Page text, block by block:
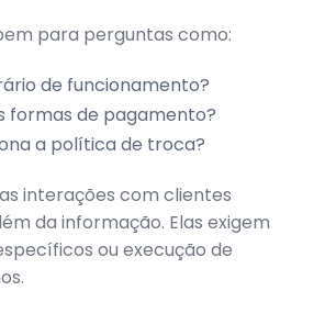
para perguntas como:
de funcionamento?
formas de pagamento?
a política de troca?
interações com clientes
da informação. Elas exigem
ou execução de